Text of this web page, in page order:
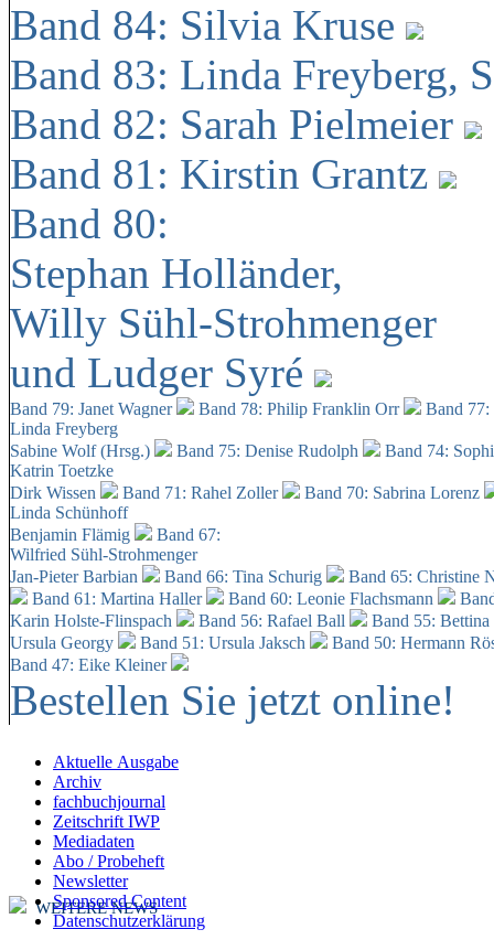
Band 84: Silvia Kruse
Band 83: Linda Freyberg,
Band 82: Sarah Pielmeier
Band 81: Kirstin Grantz
Band 80:
Stephan Holländer,
Willy Sühl-Strohmenger
und Ludger Syré
Band 79: Janet Wagner Band 78: Philip Franklin Orr
Band
Linda Freyberg
Sabine Wolf (Hrsg.)
Band 75: Denise Rudolph
Band 74:
Katrin Toetzke
Dirk Wissen
Band 71: Rahel Zoller
Band 70: Sabrina Lorenz
Linda Schünhoff
Benjamin Flämig
Band 67:
Wilfried Sühl-Strohmenger
Jan-Pieter Barbian
Band 66: Tina Schurig
Band 65: Christine
Band 61: Martina Haller
Band 60: Leonie Flachsmann
Karin Holste-Flinspach
Band 56: Rafael Ball
Band 55:
Ursula Georgy
Band 51: Ursula Jaksch Band 50: Hermann
Band 47: Eike Kleiner
Bestellen Sie jetzt online!
Aktuelle Ausgabe
Archiv
fachbuchjournal
Zeitschrift IWP
Mediadaten
Abo / Probeheft
Newsletter
Sponsored Content
Datenschutzerklärung
WEITERE NEWS